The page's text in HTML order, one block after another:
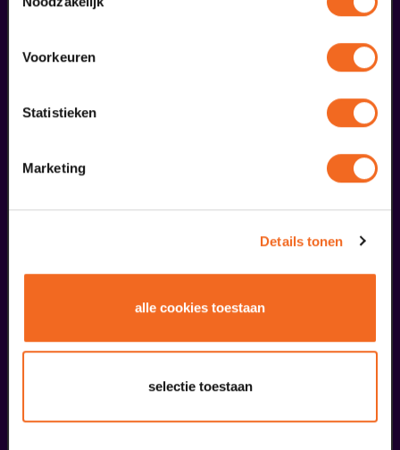
Voorkeuren
Statistieken
Marketing
Details tonen
alle cookies toestaan
selectie toestaan
€ 39,50
fans dieser Show haben auch
augustus